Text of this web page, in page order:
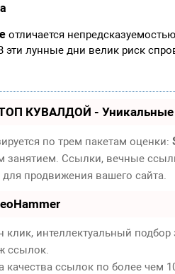
отличается
лунные дни велик риск
КУВАЛДОЙ - Уникальные
по трем пакетам оценки:
Ссылки, вечные
продвижения вашего сайта.
интеллектуальный
ссылок.
качества ссылок по более чем